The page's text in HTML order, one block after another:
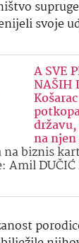
svoje
A SVE
NAŠIH
državu,
na
biznis
Amil